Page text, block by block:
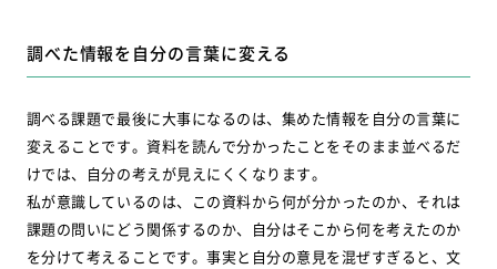
調べた情報を自分の言葉に変える
調べる課題で最後に大事になるのは、集めた情報を自分の言葉に
変えることです。資料を読んで分かったことをそのまま並べるだ
けでは、自分の考えが見えにくくなります。
私が意識しているのは、この資料から何が分かったのか、それは
課題の問いにどう関係するのか、自分はそこから何を考えたのか
を分けて考えることです。事実と自分の意見を混ぜすぎると、文